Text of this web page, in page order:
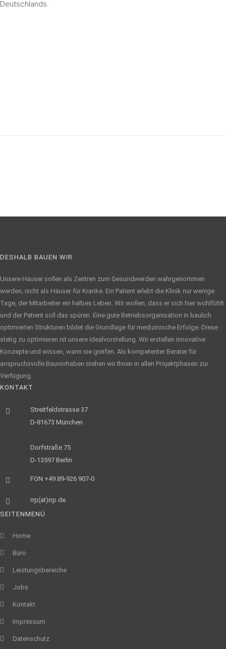
Deutschlands.
DESHALB BAUEN WIR
Unsere Häuser sollen als Zentren zum Gesundwerden wahrgenommen
werden, nicht als Häuser für Kranke. Ein Patient erlebt die Klinik nur wenige
Tage, der Mitarbeiter ein halbes Leben. Wir wollen, dass er sich hier wohlfühlt
und der Patient soll das spüren. Eine gute Betriebsorganisation in baulich
optimierten Strukturen bildet die Grundlage für medizinische Erfolge. Diese
stetig zu optimieren ist unsere Idealvorstellung. Wir erstellen innovative
Konzepte und wissen, wann sie greifen. Als kompetenter Berater für
anspruchsvolle Bauvorhaben stehen wir Ihnen in allen Projektphasen zur
Verfügung.
KONTAKT
Streitfeldstrasse 37
D-81673 München
Dorfstraße 75
D-13597 Berlin
FON +49.89-926 907-0
rrp(at)rrp.de
SEITENMENÜ
Home
Büro
Leistungsbereiche
Jobs
Kontakt
Impressum
Datenschutz